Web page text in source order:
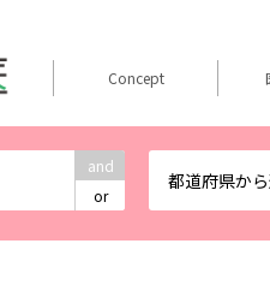
and
or
都道府県か
Concept